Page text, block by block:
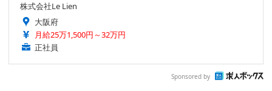
株式会社Le Lien
大阪府
月給25万1,500円～32万円
正社員
Sponsored by